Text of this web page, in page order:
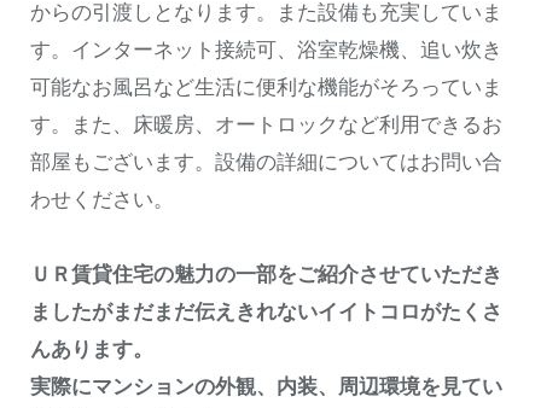
からの引渡しとなります。また設備も充実していま
す。インターネット接続可、浴室乾燥機、追い炊き
可能なお風呂など生活に便利な機能がそろっていま
す。また、床暖房、オートロックなど利用できるお
部屋もございます。設備の詳細についてはお問い合
わせください。
ＵＲ賃貸住宅の魅力の一部をご紹介させていただき
ましたがまだまだ伝えきれないイイトコロがたくさ
んあります。
実際にマンションの外観、内装、周辺環境を見てい